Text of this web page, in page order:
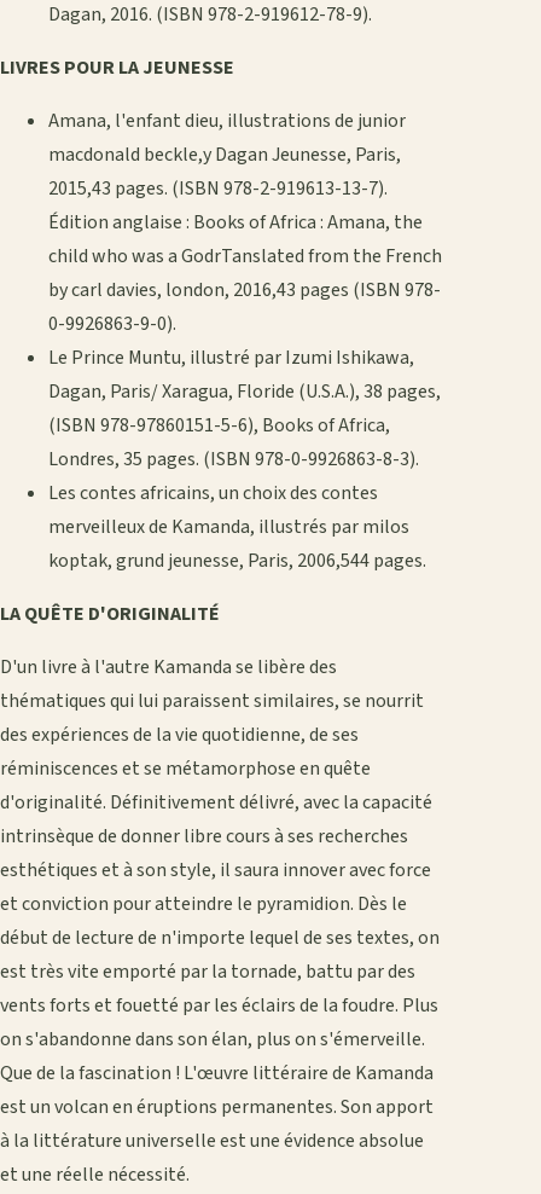
Dagan, 2016. (ISBN 978-2-919612-78-9).
LIVRES POUR LA JEUNESSE
Amana, l'enfant dieu, illustrations de junior
macdonald beckle,y Dagan Jeunesse, Paris,
2015,43 pages. (ISBN 978-2-919613-13-7).
Édition anglaise : Books of Africa : Amana, the
child who was a GodrTanslated from the French
by carl davies, london, 2016,43 pages (ISBN 978-
0-9926863-9-0).
Le Prince Muntu, illustré par Izumi Ishikawa,
Dagan, Paris/ Xaragua, Floride (U.S.A.), 38 pages,
(ISBN 978-97860151-5-6), Books of Africa,
Londres, 35 pages. (ISBN 978-0-9926863-8-3).
Les contes africains, un choix des contes
merveilleux de Kamanda, illustrés par milos
koptak, grund jeunesse, Paris, 2006,544 pages.
LA QUÊTE D'ORIGINALITÉ
D'un livre à l'autre Kamanda se libère des
thématiques qui lui paraissent similaires, se nourrit
des expériences de la vie quotidienne, de ses
réminiscences et se métamorphose en quête
d'originalité. Définitivement délivré, avec la capacité
intrinsèque de donner libre cours à ses recherches
esthétiques et à son style, il saura innover avec force
et conviction pour atteindre le pyramidion. Dès le
début de lecture de n'importe lequel de ses textes, on
est très vite emporté par la tornade, battu par des
vents forts et fouetté par les éclairs de la foudre. Plus
on s'abandonne dans son élan, plus on s'émerveille.
Que de la fascination ! L'œuvre littéraire de Kamanda
est un volcan en éruptions permanentes. Son apport
à la littérature universelle est une évidence absolue
et une réelle nécessité.